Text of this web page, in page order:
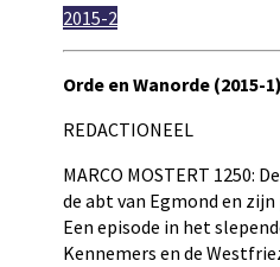
2015-2
Orde en Wanorde (2015-1)
REDACTIONEEL
MARCO MOSTERT 1250:
de abt van Egmond en
Een episode in het
Kennemers en de